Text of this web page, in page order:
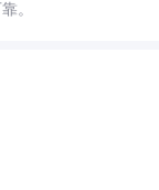
。